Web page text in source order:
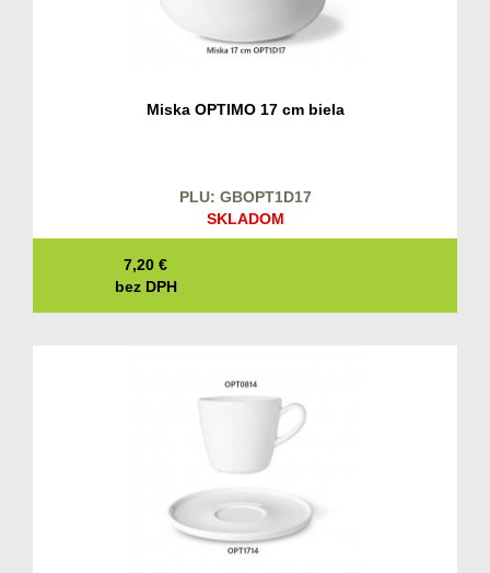
Miska OPTIMO 17 cm biela
PLU: GBOPT1D17
SKLADOM
7,20 €
bez DPH